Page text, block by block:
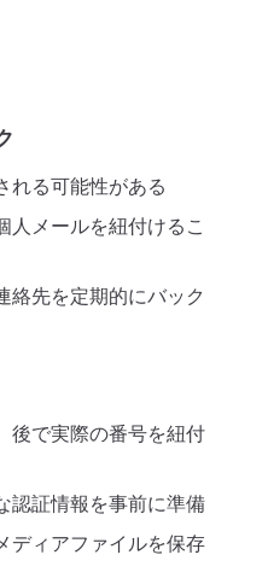
れる可能性がある
人メールを紐付けるこ
絡先を定期的にバック
後で実際の番号を紐付
認証情報を事前に準備
ディアファイルを保存